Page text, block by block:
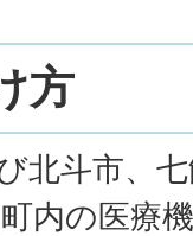
方
北斗市、
内の医療